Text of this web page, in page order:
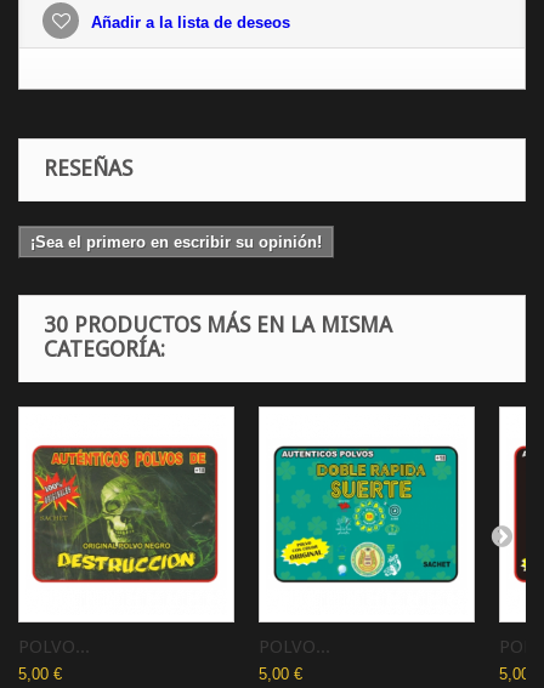
Añadir a la lista de deseos
RESEÑAS
¡Sea el primero en escribir su opinión!
30 PRODUCTOS MÁS EN LA MISMA
CATEGORÍA:
POLVO...
5,00 €
POLVO...
5,00 € 5,00 €